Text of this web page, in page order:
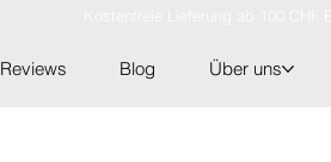
Reviews Blog Über uns